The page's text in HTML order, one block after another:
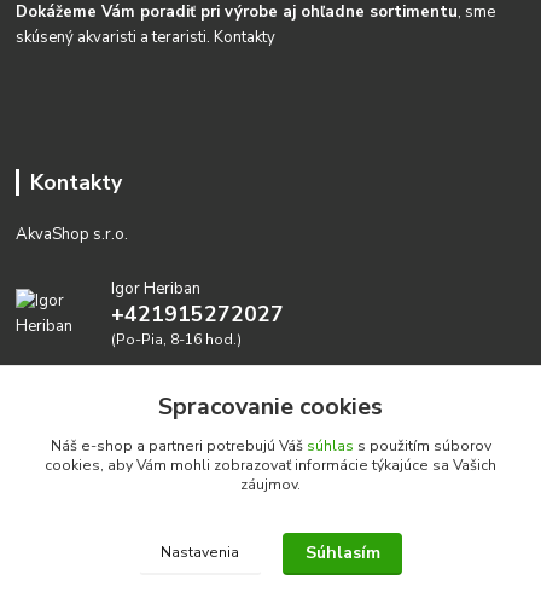
Dokážeme Vám poradiť pri výrobe aj ohľadne sortimentu, sme
skúsený akvaristi a teraristi.Kontakty
Kontakty
AkvaShop s.r.o.
Igor Heriban
+421915272027
(Po-Pia, 8-16 hod.)
Realizujeme prírodné akvária: AkvaShop s.r.o. • IBAN:
SK3911000000002947087849
Spracovanie cookies
Náš e-shop a partneri potrebujú Váš súhlas s použitím súborov
cookies, aby Vám mohli zobrazovať informácie týkajúce sa Vašich
záujmov.
Nastavenia Súhlasím